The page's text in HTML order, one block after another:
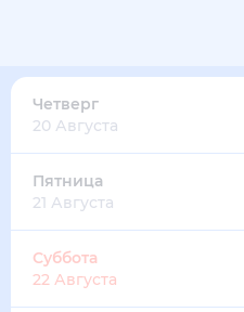
Четверг
20 Августа
Пятница
21 Августа
Суббота
22 Августа